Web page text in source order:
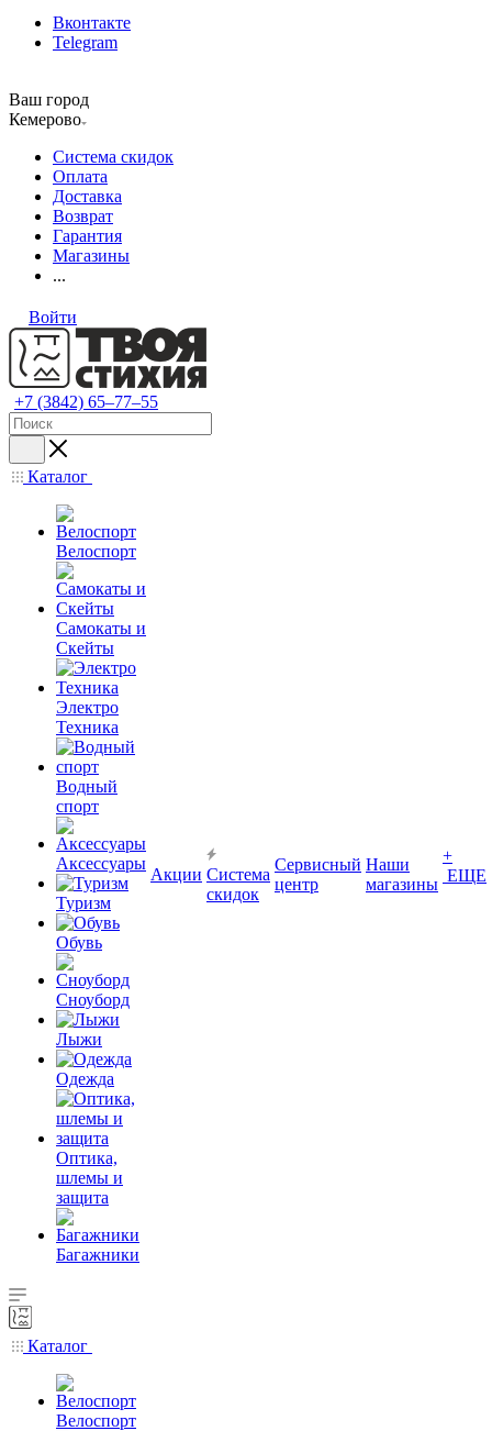
Вконтакте
Telegram
Ваш город
Кемерово
Система скидок
Оплата
Доставка
Возврат
Гарантия
Магазины
...
Войти
+7 (3842) 65–77–55
Каталог
Велоспорт
Самокаты и
Скейты
Электро
Техника
Водный
спорт
Аксессуары
Туризм
Обувь
Сноуборд
Лыжи
Одежда
Оптика,
шлемы и
защита
Багажники
Акции Система
скидок
Сервисный
центр
Наши
магазины
+
ЕЩЕ
Каталог
Велоспорт